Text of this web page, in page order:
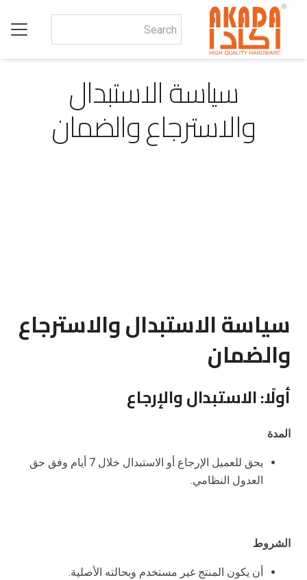
سياسة الاستبدال
والاسترجاع والضمان
سياسة الاستبدال والاسترجاع
والضمان
أولًا: الاستبدال والإرجاع
المدة
يحق للعميل الإرجاع أو الاستبدال خلال 7 أيام وفق حق
العدول النظامي.
الشروط
أن يكون المنتج غير مستخدم وبحالته الأصلية.